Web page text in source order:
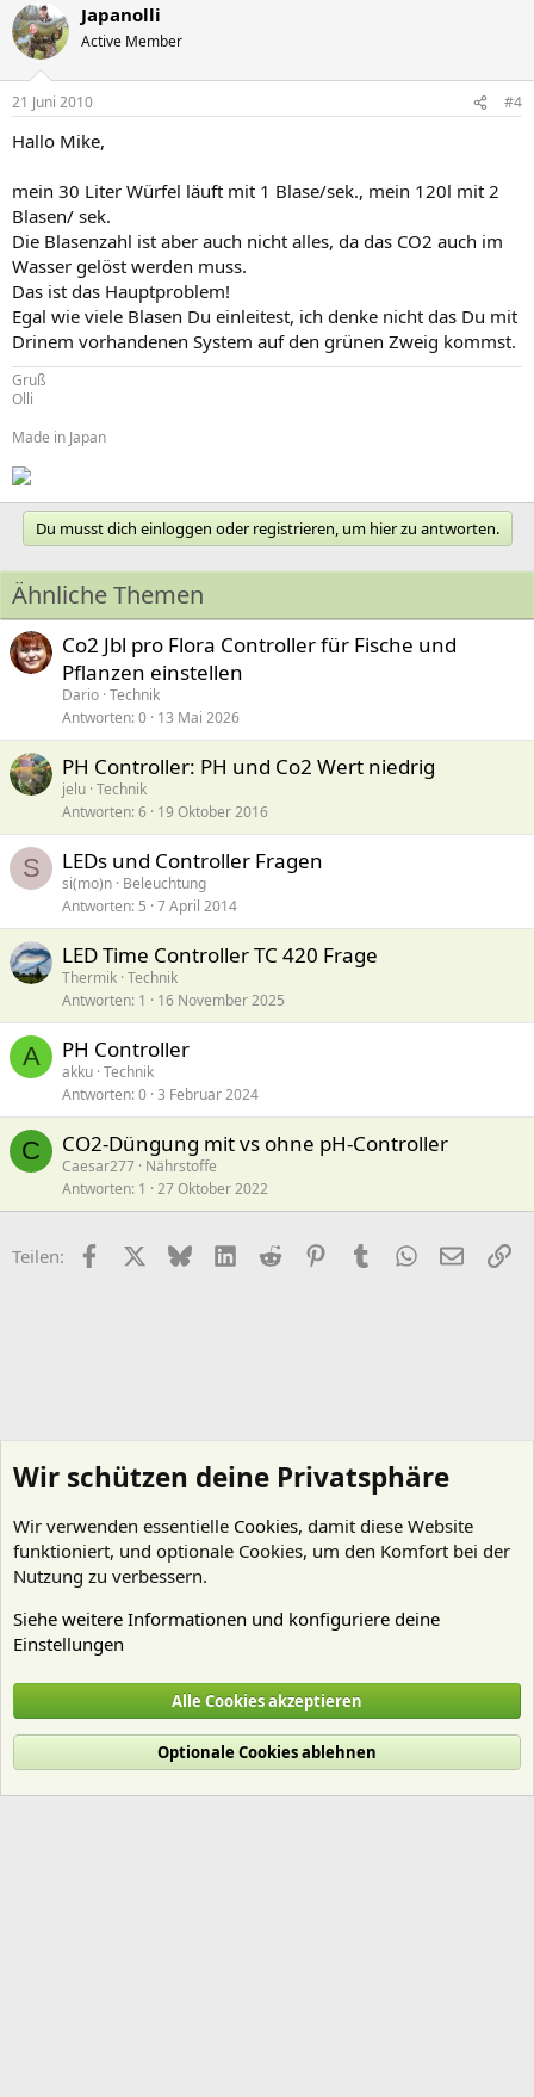
Japanolli
Active Member
21 Juni 2010 #4
Hallo Mike,
mein 30 Liter Würfel läuft mit 1 Blase/sek., mein 120l mit 2
Blasen/ sek.
Die Blasenzahl ist aber auch nicht alles, da das CO2 auch im
Wasser gelöst werden muss.
Das ist das Hauptproblem!
Egal wie viele Blasen Du einleitest, ich denke nicht das Du mit
Drinem vorhandenen System auf den grünen Zweig kommst.
Gruß
Olli
Made in Japan
Du musst dich einloggen oder registrieren, um hier zu antworten.
Ähnliche Themen
Co2 Jbl pro Flora Controller für Fische und
Pflanzen einstellen
Dario Technik
Antworten 0 13 Mai 2026
PH Controller: PH und Co2 Wert niedrig
jelu Technik
Antworten 6 19 Oktober 2016
S LEDs und Controller Fragen
si(mo)n Beleuchtung
Antworten 5 7 April 2014
LED Time Controller TC 420 Frage
Thermik Technik
Antworten 1 16 November 2025
A PH Controller
akku Technik
Antworten 0 3 Februar 2024
C CO2-Düngung mit vs ohne pH-Controller
Caesar277 Nährstoffe
Antworten 1 27 Oktober 2022
Teilen: FacebookX (Twitter)
BlueskyLinkedIn
Reddit PinterestTumblr WhatsApp
E-Mail
Cookies
Deutsch (Du)
Nutzungsbedingungen
Datenschutz Hilfe und Impressum
R
Wir schützen deine Privatsphäre
Wir verwenden essentielle Cookies, damit diese Website
funktioniert, und optionale Cookies, um den Komfort bei der
Nutzung zu verbessern.
Siehe weitere Informationen und konfiguriere deine
Einstellungen
Alle Cookies akzeptieren
Optionale Cookies ablehnen